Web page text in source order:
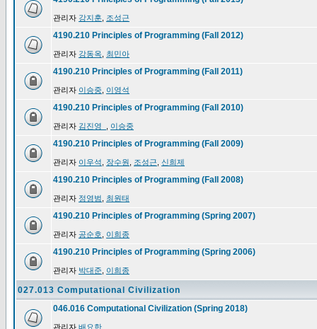
관리자 강지훈 조성근
4190.210 Principles of Programming (Fall 2012)
관리자 강동옥 최민아
4190.210 Principles of Programming (Fall 2011)
관리자 이승중 이영석
4190.210 Principles of Programming (Fall 2010)
관리자 김진영_ 이승중
4190.210 Principles of Programming (Fall 2009)
관리자 이우석 장수원 조성근 신희제
4190.210 Principles of Programming (Fall 2008)
관리자 정영범 최원태
4190.210 Principles of Programming (Spring 2007)
관리자 공순호 이희종
4190.210 Principles of Programming (Spring 2006)
관리자 박대준 이희종
027.013 Computational Civilization
046.016 Computational Civilization (Spring 2018)
관리자 배요한